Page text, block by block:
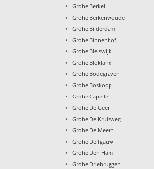
› Grohe Berkel
› Grohe Berkenwoude
› Grohe Bilderdam
› Grohe Binnenhof
› Grohe Bleiswijk
› Grohe Blokland
› Grohe Bodegraven
› Grohe Boskoop
› Grohe Capelle
› Grohe De Geer
› Grohe De Kruisweg
› Grohe De Meern
› Grohe Delfgauw
› Grohe Den Ham
› Grohe Driebruggen